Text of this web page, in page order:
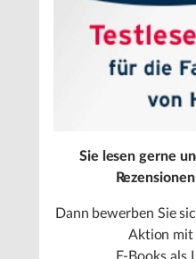
Sie lesen gerne
Dann bewerben Sie
Aktion mit